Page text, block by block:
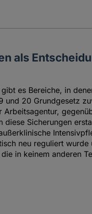
als
es Bereiche, in
und 20 Grundgesetz
Arbeitsagentur,
diese Sicherungen
neu reguliert
in keinem anderen